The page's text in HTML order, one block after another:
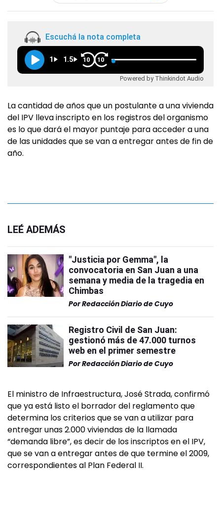
Escuchá la nota completa
1 1.5 10 10
Powered by Thinkindot Audio
La cantidad de años que un postulante a una vivienda
del IPV lleva inscripto en los registros del organismo
es lo que dará el mayor puntaje para acceder a una
de las unidades que se van a entregar antes de fin de
año.
LEÉ ADEMÁS
"Justicia por Gemma", la
convocatoria en San Juan a una
semana y media de la tragedia en
Chimbas
PorRedacción Diario de Cuyo
Registro Civil de San Juan:
gestionó más de 47.000 turnos
web en el primer semestre
PorRedacción Diario de Cuyo
El ministro de Infraestructura, José Strada, confirmó
que ya está listo el borrador del reglamento que
determina los criterios que se van a utilizar para
entregar unas 2.000 viviendas de la llamada
“demanda libre”, es decir de los inscriptos en el IPV,
que se van a entregar antes de que termine el 2009,
correspondientes al Plan Federal II.